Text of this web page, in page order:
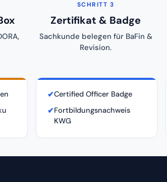
SCHRITT 3
Zertifikat & Badge
Sachkunde belegen für BaFin &
Revision.
✔Certified Officer Badge
✔Fortbildungsnachweis
KWG